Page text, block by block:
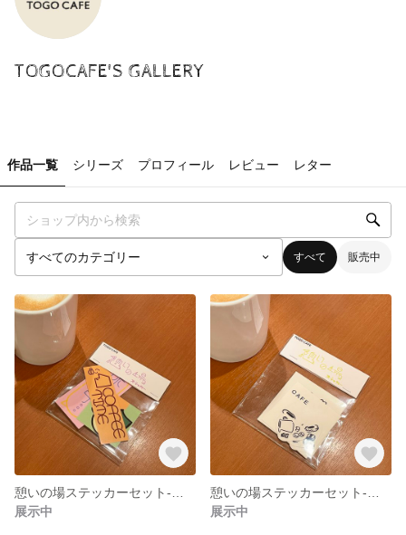
TOGOCAFE'S GALLERY
作品一覧 シリーズ プロフィール レビュー レター
すべて 販売中
展示中
展示中